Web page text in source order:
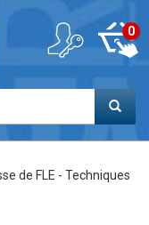
0
de FLE - Techniques